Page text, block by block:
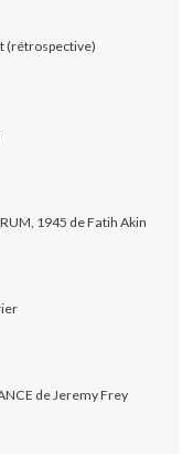
(rétrospective)
1945 de Fatih Akin
de Jeremy Frey